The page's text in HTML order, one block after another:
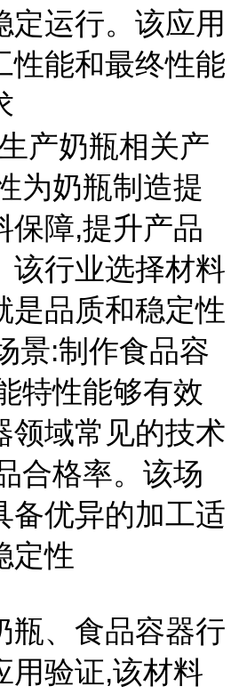
定运行。该应用
性能和最终性能
产奶瓶相关产
为奶瓶制造提
保障,提升产品
该行业选择材料
是品质和稳定性
景:制作食品容
特性能够有效
领域常见的技术
合格率。该场
备优异的加工适
定性
瓶、食品容器行
用验证,该材料